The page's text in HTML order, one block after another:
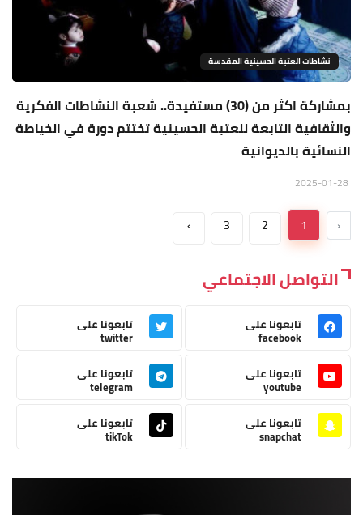
نشاطات العتبة الحسينية المقدسة
بمشاركة اكثر من (30) مستفيدة.. شعبة النشاطات الفكرية
والثقافية التابعة للعتبة الحسينية تختتم دورة في الخياطة
النسائية بالديوانية
‹
1
2
3
›
التواصل الاجتماعي
تابعونا على
facebook
تابعونا على
twitter
تابعونا على
youtube
تابعونا على
telegram
تابعونا على
snapchat
تابعونا على
tikTok